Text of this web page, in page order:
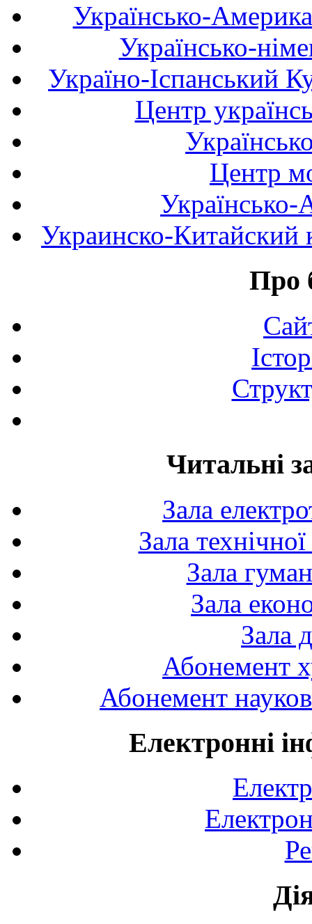
Українсько-
Українсько-
Україно-Іспанський
Центр
Центр
Українсько-
Украинско-Китайский
Про
Читальні
Зала
Зала
Зала
Зала
Зала
Абонемент
Абонемент
Електронні